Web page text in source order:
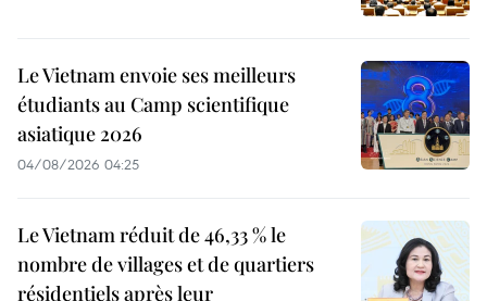
Le Vietnam envoie ses meilleurs
étudiants au Camp scientifique
asiatique 2026
04/08/2026 04:25
Le Vietnam réduit de 46,33 % le
nombre de villages et de quartiers
résidentiels après leur